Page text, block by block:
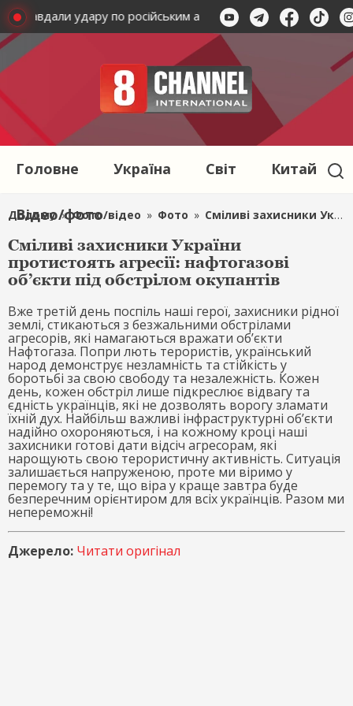
завдали удару по російським агресорам у Чорному морі
Головне Україна Світ Китай
Відео/фото
Додому » Фото/відео » Фото » Сміливі захисники України протистоять агресії: нафтогазові об’єкти під обстрілом окупантів
Сміливі захисники України
протистоять агресії: нафтогазові
об’єкти під обстрілом окупантів
Вже третій день поспіль наші герої, захисники рідної
землі, стикаються з безжальними обстрілами
агресорів, які намагаються вражати об’єкти
Нафтогаза. Попри лють терористів, український
народ демонструє незламність та стійкість у
боротьбі за свою свободу та незалежність. Кожен
день, кожен обстріл лише підкреслює відвагу та
єдність українців, які не дозволять ворогу зламати
їхній дух. Найбільш важливі інфраструктурні об’єкти
надійно охороняються, і на кожному кроці наші
захисники готові дати відсіч агресорам, які
нарощують свою терористичну активність. Ситуація
залишається напруженою, проте ми віримо у
перемогу та у те, що віра у краще завтра буде
безперечним орієнтиром для всіх українців. Разом ми
непереможні!
Джерело: Читати оригінал